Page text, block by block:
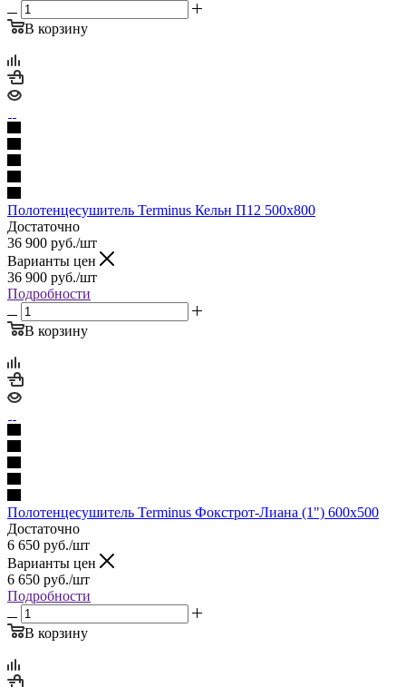
В корзину
Полотенцесушитель Terminus Кельн П12 500х800
Достаточно
36 900 руб./шт
Варианты цен
36 900 руб./шт
Подробности
В корзину
Полотенцесушитель Terminus Фокстрот-Лиана (1") 600х500
Достаточно
6 650 руб./шт
Варианты цен
6 650 руб./шт
Подробности
В корзину